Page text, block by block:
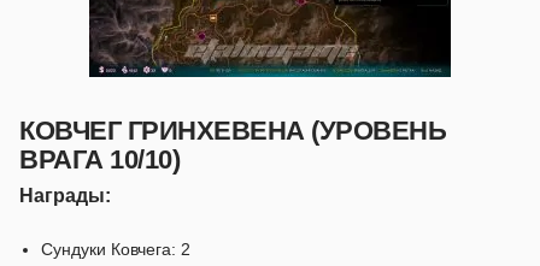
КОВЧЕГ ГРИНХЕВЕНА (УРОВЕНЬ
ВРАГА 10/10)
Награды:
Сундуки Ковчега: 2